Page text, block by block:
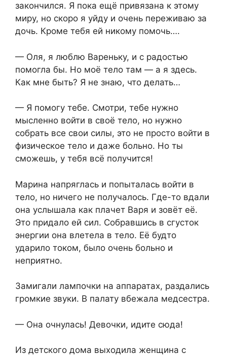
закончился. Я пока ещё привязана к этому
миру, но скоро я уйду и очень переживаю за
дочь. Кроме тебя ей никому помочь….
— Оля, я люблю Вареньку, и с радостью
помогла бы. Но моё тело там — а я здесь.
Как мне быть? Я не знаю, что делать…
— Я помогу тебе. Смотри, тебе нужно
мысленно войти в своё тело, но нужно
собрать все свои силы, это не просто войти в
физическое тело и даже больно. Но ты
сможешь, у тебя всё получится!
Марина напряглась и попыталась войти в
тело, но ничего не получалось. Где-то вдали
она услышала как плачет Варя и зовёт её.
Это придало ей сил. Собравшись в сгусток
энергии она влетела в тело. Её будто
ударило током, было очень больно и
неприятно.
Замигали лампочки на аппаратах, раздались
громкие звуки. В палату вбежала медсестра.
— Она очнулась! Девочки, идите сюда!
Из детского дома выходила женщина с